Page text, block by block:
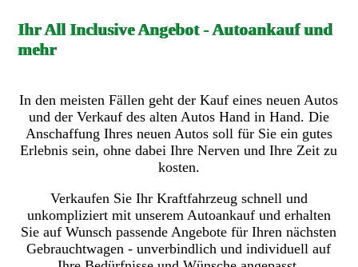
Ihr All Inclusive Angebot - Autoankauf und
mehr
In den meisten Fällen geht der Kauf eines neuen Autos
und der Verkauf des alten Autos Hand in Hand. Die
Anschaffung Ihres neuen Autos soll für Sie ein gutes
Erlebnis sein, ohne dabei Ihre Nerven und Ihre Zeit zu
kosten.
Verkaufen Sie Ihr Kraftfahrzeug schnell und
unkompliziert mit unserem Autoankauf und erhalten
Sie auf Wunsch passende Angebote für Ihren nächsten
Gebrauchtwagen - unverbindlich und individuell auf